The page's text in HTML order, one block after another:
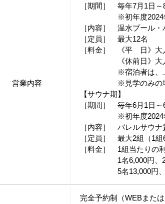
営業内容
［期間］ 毎年7月1日～
※初年度2024年は7
［内容］ 温水プール・
［定員］ 最大12名
［料金］ 《平 日》大
《休前日》大人
※宿泊者は、上記
※見学のみの場合
【サウナ期】
［期間］ 毎年6月1日～
※初年度2024年は9
［内容］ バレルサウナ
［定員］ 最大2組（1組
［料金］ 1組当たりの
1名6,000円、2名
5名13,000円、6名
完全予約制（WEBまた